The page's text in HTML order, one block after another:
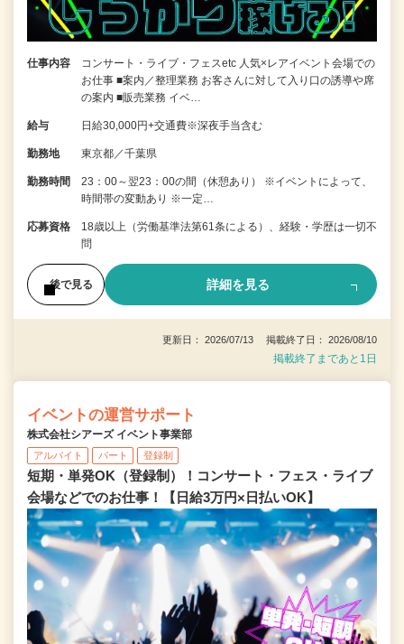
仕事内容
コンサート・ライブ・フェスetc 人気×レアイベント会場での
お仕事 ■案内／整理業務 お客さんに対して入り口の誘導や席
の案内 ■販売業務 イベ…
給与 日給30,000円+交通費※深夜手当含む
勤務地 東京都／千葉県
勤務時間
23：00～翌23：00の間（休憩あり） ※イベントによって、
時間帯の変動あり ※一定…
応募資格
18歳以上（労働基準法第61条による）、経験・学歴は一切不
問
後で見る 詳細を見る
更新日： 2026/07/13 掲載終了日： 2026/08/10
掲載終了まであと1日
イベントの運営サポート
株式会社シアーズ イベント事業部
アルバイト パート 登録制
短期・単発OK（登録制）！コンサート・フェス・ライブ
会場などでのお仕事！【日給3万円×日払いOK】